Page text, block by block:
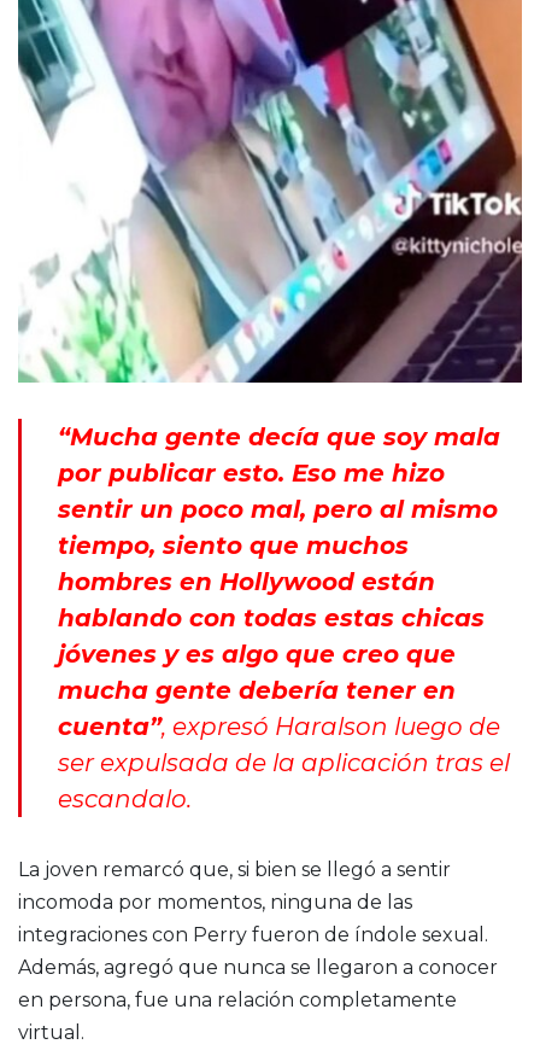
“Mucha gente decía que soy mala
por publicar esto. Eso me hizo
sentir un poco mal, pero al mismo
tiempo, siento que muchos
hombres en Hollywood están
hablando con todas estas chicas
jóvenes y es algo que creo que
mucha gente debería tener en
cuenta”, expresó Haralson luego de
ser expulsada de la aplicación tras el
escandalo.
La joven remarcó que, si bien se llegó a sentir
incomoda por momentos, ninguna de las
integraciones con Perry fueron de índole sexual.
Además, agregó que nunca se llegaron a conocer
en persona, fue una relación completamente
virtual.